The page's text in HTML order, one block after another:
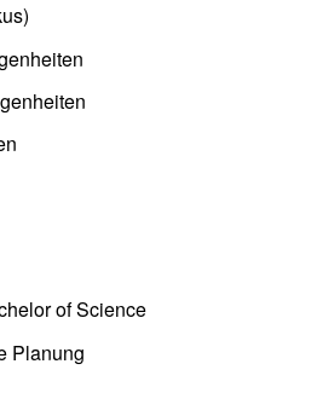
of Science
Planung